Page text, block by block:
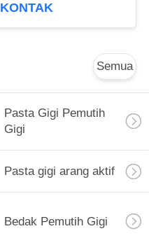
KONTAK
Semua
Pasta Gigi Pemutih
Gigi
Pasta gigi arang aktif
Bedak Pemutih Gigi